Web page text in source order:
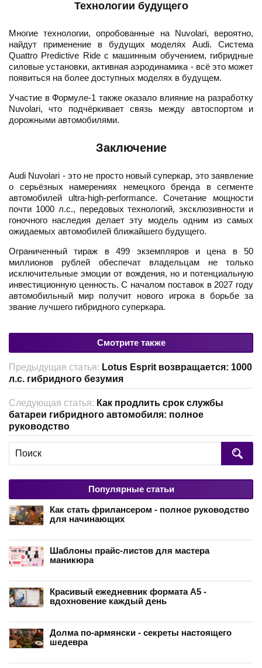
Технологии будущего
Многие технологии, опробованные на Nuvolari, вероятно,
найдут применение в будущих моделях Audi. Система
Quattro Predictive Ride с машинным обучением, гибридные
силовые установки, активная аэродинамика - всё это может
появиться на более доступных моделях в будущем.
Участие в Формуле-1 также оказало влияние на разработку
Nuvolari, что подчёркивает связь между автоспортом и
дорожными автомобилями.
Заключение
Audi Nuvolari - это не просто новый суперкар, это заявление
о серьёзных намерениях немецкого бренда в сегменте
автомобилей ultra-high-performance. Сочетание мощности
почти 1000 л.с., передовых технологий, эксклюзивности и
гоночного наследия делает эту модель одним из самых
ожидаемых автомобилей ближайшего будущего.
Ограниченный тираж в 499 экземпляров и цена в 50
миллионов рублей обеспечат владельцам не только
исключительные эмоции от вождения, но и потенциальную
инвестиционную ценность. С началом поставок в 2027 году
автомобильный мир получит нового игрока в борьбе за
звание лучшего гибридного суперкара.
Смотрите также
Предыдущая статья: Lotus Esprit возвращается: 1000
л.с. гибридного безумия
Следующая статья: Как продлить срок службы
батареи гибридного автомобиля: полное
руководство
Популярные статьи
Как стать фрилансером - полное руководство
для начинающих
Шаблоны прайс-листов для мастера
маникюра
Красивый ежедневник формата А5 -
вдохновение каждый день
Долма по-армянски - секреты настоящего
шедевра